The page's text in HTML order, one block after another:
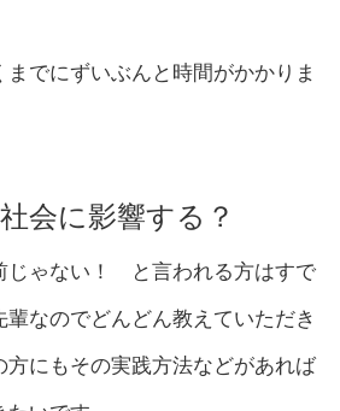
でにずいぶんと時間がかかりま
会に影響する？
じゃない！ と言われる方はすで
なのでどんどん教えていただき
方にもその実践方法などがあれば